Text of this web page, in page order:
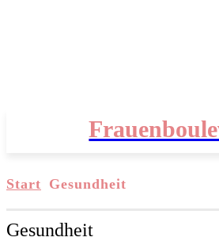
Start Gesundheit
Gesundheit